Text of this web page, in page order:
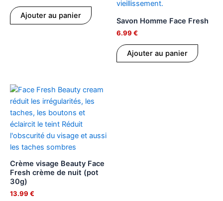
Ajouter au panier
Savon Homme Face Fresh
6.99 €
Ajouter au panier
Crème visage Beauty Face
Fresh crème de nuit (pot
30g)
13.99 €